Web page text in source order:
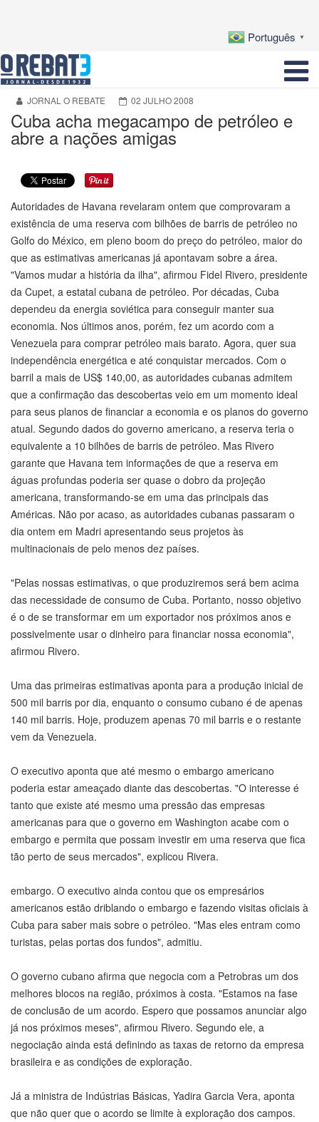
Português ▼
JORNAL O REBATE 02 JULHO 2008
Cuba acha megacampo de petróleo e
abre a nações amigas
Autoridades de Havana revelaram ontem que comprovaram a
existência de uma reserva com bilhões de barris de petróleo no
Golfo do México, em pleno boom do preço do petróleo, maior do
que as estimativas americanas já apontavam sobre a área.
"Vamos mudar a história da ilha", afirmou Fidel Rivero, presidente
da Cupet, a estatal cubana de petróleo. Por décadas, Cuba
dependeu da energia soviética para conseguir manter sua
economia. Nos últimos anos, porém, fez um acordo com a
Venezuela para comprar petróleo mais barato. Agora, quer sua
independência energética e até conquistar mercados. Com o
barril a mais de US$ 140,00, as autoridades cubanas admitem
que a confirmação das descobertas veio em um momento ideal
para seus planos de financiar a economia e os planos do governo
atual. Segundo dados do governo americano, a reserva teria o
equivalente a 10 bilhões de barris de petróleo. Mas Rivero
garante que Havana tem informações de que a reserva em
águas profundas poderia ser quase o dobro da projeção
americana, transformando-se em uma das principais das
Américas. Não por acaso, as autoridades cubanas passaram o
dia ontem em Madri apresentando seus projetos às
multinacionais de pelo menos dez países.
"Pelas nossas estimativas, o que produziremos será bem acima
das necessidade de consumo de Cuba. Portanto, nosso objetivo
é o de se transformar em um exportador nos próximos anos e
possivelmente usar o dinheiro para financiar nossa economia",
afirmou Rivero.
Uma das primeiras estimativas aponta para a produção inicial de
500 mil barris por dia, enquanto o consumo cubano é de apenas
140 mil barris. Hoje, produzem apenas 70 mil barris e o restante
vem da Venezuela.
O executivo aponta que até mesmo o embargo americano
poderia estar ameaçado diante das descobertas. "O interesse é
tanto que existe até mesmo uma pressão das empresas
americanas para que o governo em Washington acabe com o
embargo e permita que possam investir em uma reserva que fica
tão perto de seus mercados", explicou Rivera.
embargo. O executivo ainda contou que os empresários
americanos estão driblando o embargo e fazendo visitas oficiais à
Cuba para saber mais sobre o petróleo. "Mas eles entram como
turistas, pelas portas dos fundos", admitiu.
O governo cubano afirma que negocia com a Petrobras um dos
melhores blocos na região, próximos à costa. "Estamos na fase
de conclusão de um acordo. Espero que possamos anunciar algo
já nos próximos meses", afirmou Rivero. Segundo ele, a
negociação ainda está definindo as taxas de retorno da empresa
brasileira e as condições de exploração.
Já a ministra de Indústrias Básicas, Yadira Garcia Vera, aponta
que não quer que o acordo se limite à exploração dos campos.